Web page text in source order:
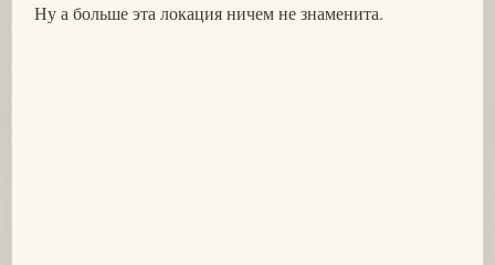
Ну а больше эта локация ничем не знаменита.